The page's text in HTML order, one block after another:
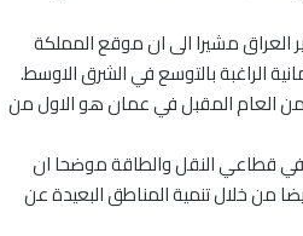
العراق مشيرا الى ان موقع المملكة
الراغبة بالتوسع في الشرق الاوسط.
من العام المقبل في عمان هو الاول من
في قطاعي النقل والطاقة موضحا ان
من خلال تنمية المناطق البعيدة عن